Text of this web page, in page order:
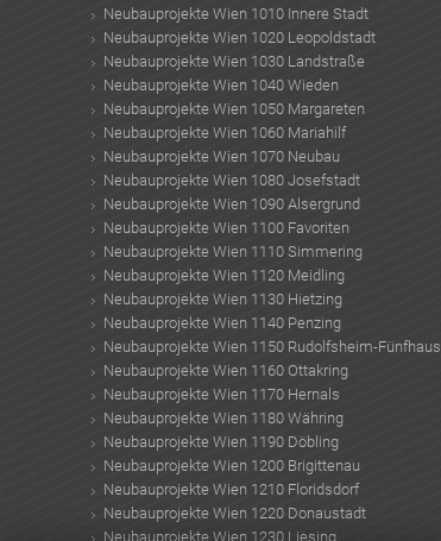
Neubauprojekte Wien 1010 Innere Stadt
Neubauprojekte Wien 1020 Leopoldstadt
Neubauprojekte Wien 1030 Landstraße
Neubauprojekte Wien 1040 Wieden
Neubauprojekte Wien 1050 Margareten
Neubauprojekte Wien 1060 Mariahilf
Neubauprojekte Wien 1070 Neubau
Neubauprojekte Wien 1080 Josefstadt
Neubauprojekte Wien 1090 Alsergrund
Neubauprojekte Wien 1100 Favoriten
Neubauprojekte Wien 1110 Simmering
Neubauprojekte Wien 1120 Meidling
Neubauprojekte Wien 1130 Hietzing
Neubauprojekte Wien 1140 Penzing
Neubauprojekte Wien 1150 Rudolfsheim-Fünfhaus
Neubauprojekte Wien 1160 Ottakring
Neubauprojekte Wien 1170 Hernals
Neubauprojekte Wien 1180 Währing
Neubauprojekte Wien 1190 Döbling
Neubauprojekte Wien 1200 Brigittenau
Neubauprojekte Wien 1210 Floridsdorf
Neubauprojekte Wien 1220 Donaustadt
Neubauprojekte Wien 1230 Liesing